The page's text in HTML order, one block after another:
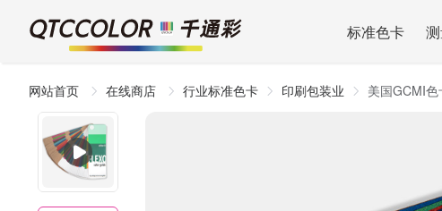
标准色卡
网站首页 在线商店 行业标准色卡 印刷包装业 美国GCMI